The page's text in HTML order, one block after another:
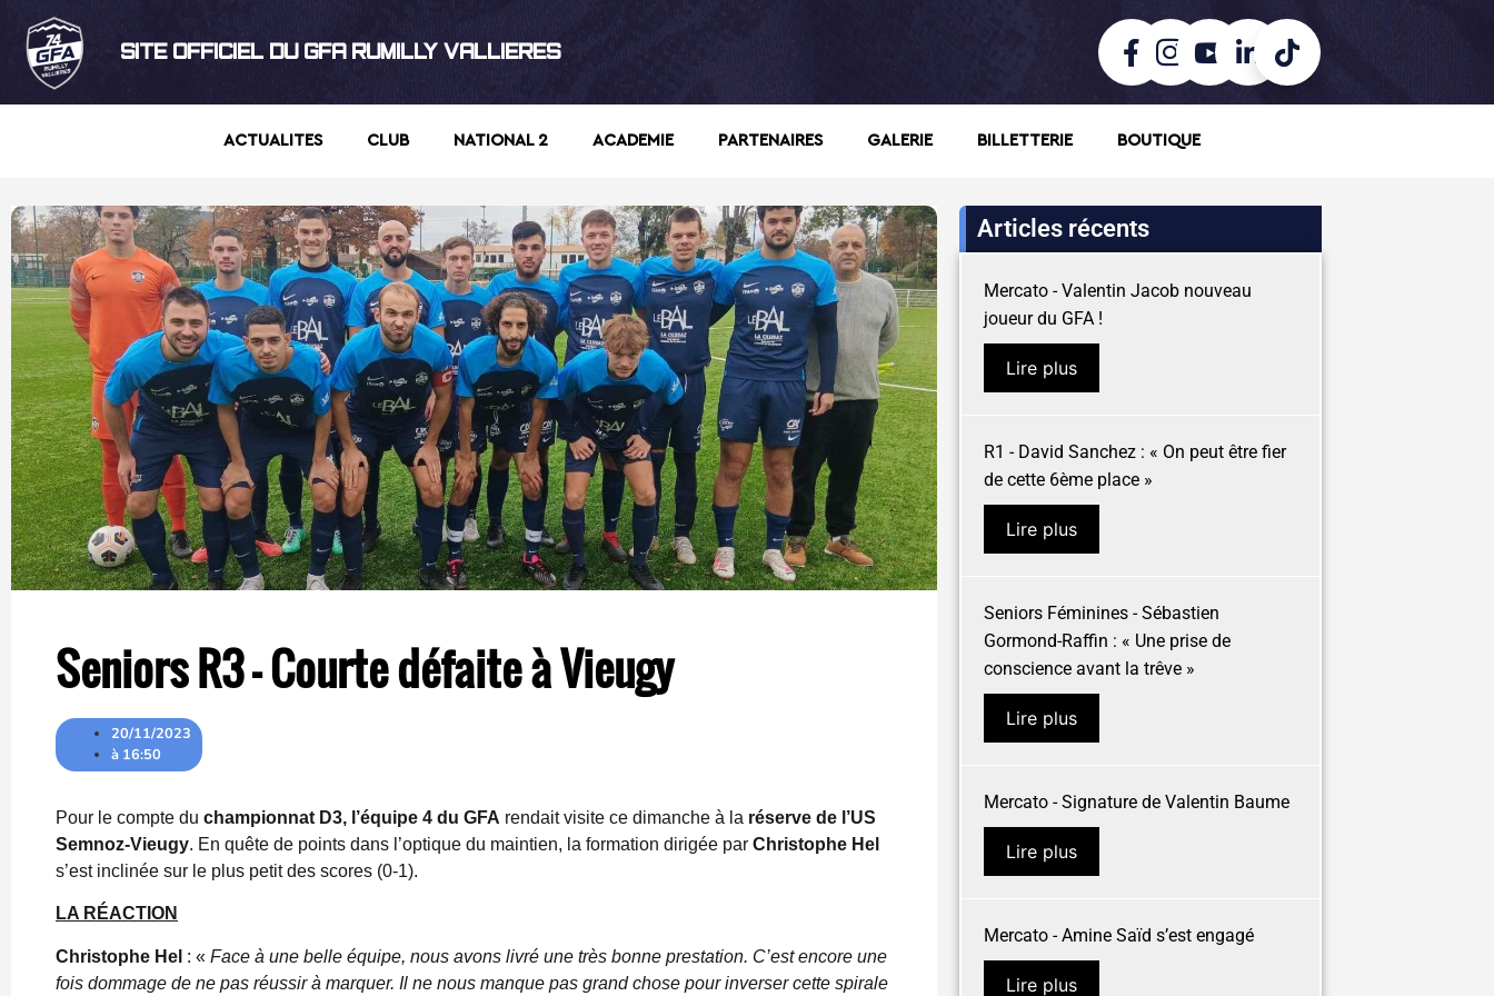
SITE OFFICIEL DU GFA RUMILLY VALLIERES
ACTUALITES CLUB NATIONAL 2 ACADEMIE PARTENAIRES GALERIE BILLETTERIE BOUTIQUE
Seniors R3 – Courte défaite à Vieugy
20/11/2023
à 16:50
Pour le compte du championnat D3, l’équipe 4 du GFA rendait visite ce dimanche à la réserve de l’US
Semnoz-Vieugy. En quête de points dans l’optique du maintien, la formation dirigée par Christophe Hel
s’est inclinée sur le plus petit des scores (0-1).
LA RÉACTION
Christophe Hel : « Face à une belle équipe, nous avons livré une très bonne prestation. C’est encore une
fois dommage de ne pas réussir à marquer. Il ne nous manque pas grand chose pour inverser cette spirale
Articles récents
Mercato - Valentin Jacob nouveau
joueur du GFA !
Lire plus
R1 - David Sanchez : « On peut être fier
de cette 6ème place »
Lire plus
Seniors Féminines - Sébastien
Gormond-Raffin : « Une prise de
conscience avant la trêve »
Lire plus
Mercato - Signature de Valentin Baume
Lire plus
Mercato - Amine Saïd s’est engagé
Lire plus